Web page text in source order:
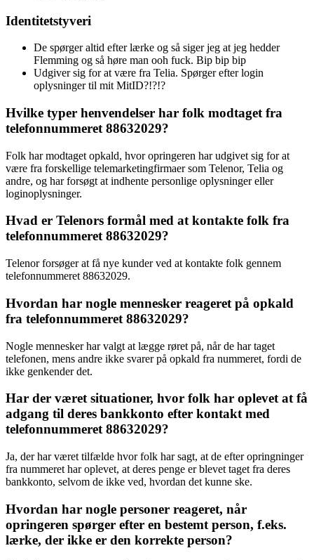
Identitetstyveri
De spørger altid efter lærke og så siger jeg at jeg hedder
Flemming og så høre man ooh fuck. Bip bip bip
Udgiver sig for at være fra Telia. Spørger efter login
oplysninger til mit MitID?!?!?
Hvilke typer henvendelser har folk modtaget fra
telefonnummeret 88632029?
Folk har modtaget opkald, hvor opringeren har udgivet sig for at
være fra forskellige telemarketingfirmaer som Telenor, Telia og
andre, og har forsøgt at indhente personlige oplysninger eller
loginoplysninger.
Hvad er Telenors formål med at kontakte folk fra
telefonnummeret 88632029?
Telenor forsøger at få nye kunder ved at kontakte folk gennem
telefonnummeret 88632029.
Hvordan har nogle mennesker reageret på opkald
fra telefonnummeret 88632029?
Nogle mennesker har valgt at lægge røret på, når de har taget
telefonen, mens andre ikke svarer på opkald fra nummeret, fordi de
ikke genkender det.
Har der været situationer, hvor folk har oplevet at få
adgang til deres bankkonto efter kontakt med
telefonnummeret 88632029?
Ja, der har været tilfælde hvor folk har sagt, at de efter opringninger
fra nummeret har oplevet, at deres penge er blevet taget fra deres
bankkonto, selvom de ikke ved, hvordan det kunne ske.
Hvordan har nogle personer reageret, når
opringeren spørger efter en bestemt person, f.eks.
lærke, der ikke er den korrekte person?